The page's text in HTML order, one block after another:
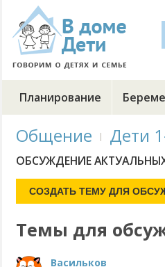
Планирование
Общение Дети
ОБСУЖДЕНИЕ
Темы для
Васильков